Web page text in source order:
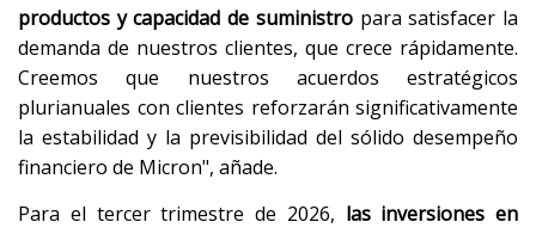
productos y capacidad de suministropara satisfacer la
demanda de nuestros clientes, que crece rápidamente.
Creemos que nuestros acuerdos estratégicos
plurianuales con clientes reforzarán significativamente
la estabilidad y la previsibilidad del sólido desempeño
financiero de Micron", añade.
Para el tercer trimestre de 2026, las inversiones en